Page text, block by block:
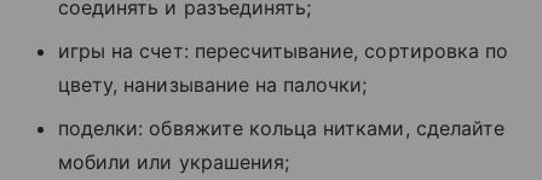
соединять и разъединять;
игры на счет: пересчитывание, сортировка по
цвету, нанизывание на палочки;
поделки: обвяжите кольца нитками, сделайте
мобили или украшения;